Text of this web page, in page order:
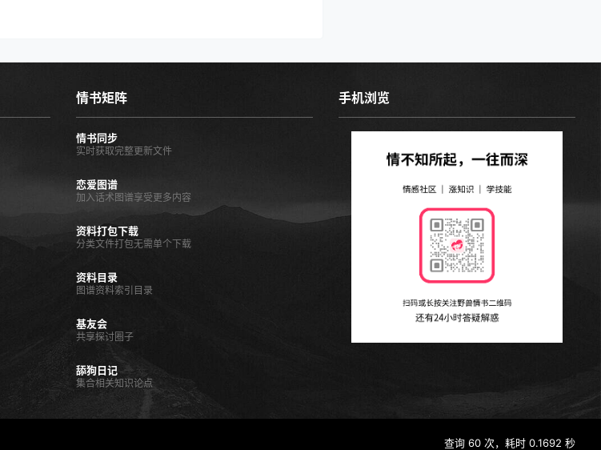
情书矩阵
情书同步
实时获取完整更新文件
恋爱图谱
加入话术图谱享受更多内容
资料打包下载
分类文件打包无需单个下载
资料目录
图谱资料索引目录
基友会
共享探讨圈子
舔狗日记
集合相关知识论点
手机浏览
查询 60 次，耗时 0.1692 秒